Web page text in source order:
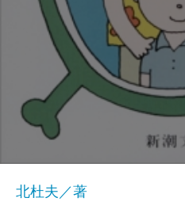
北杜夫／著